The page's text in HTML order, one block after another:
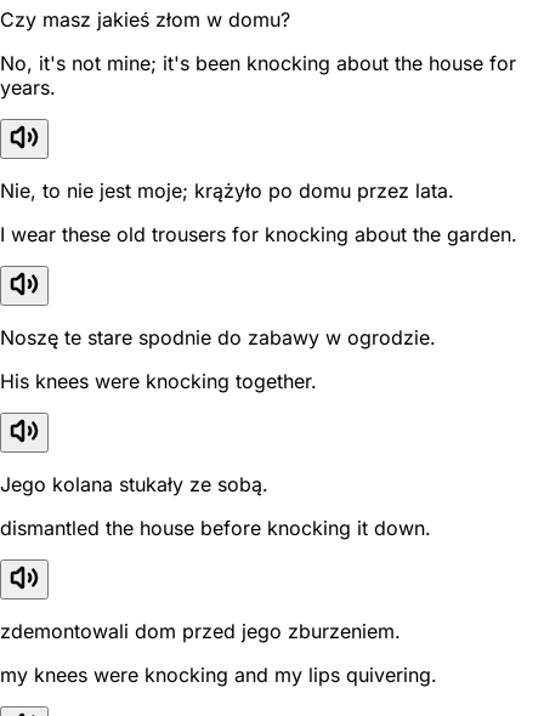
Czy masz jakieś złom w domu?
No, it's not mine; it's been knocking about the house for
years.
Nie, to nie jest moje; krążyło po domu przez lata.
I wear these old trousers for knocking about the garden.
Noszę te stare spodnie do zabawy w ogrodzie.
His knees were knocking together.
Jego kolana stukały ze sobą.
dismantled the house before knocking it down.
zdemontowali dom przed jego zburzeniem.
my knees were knocking and my lips quivering.